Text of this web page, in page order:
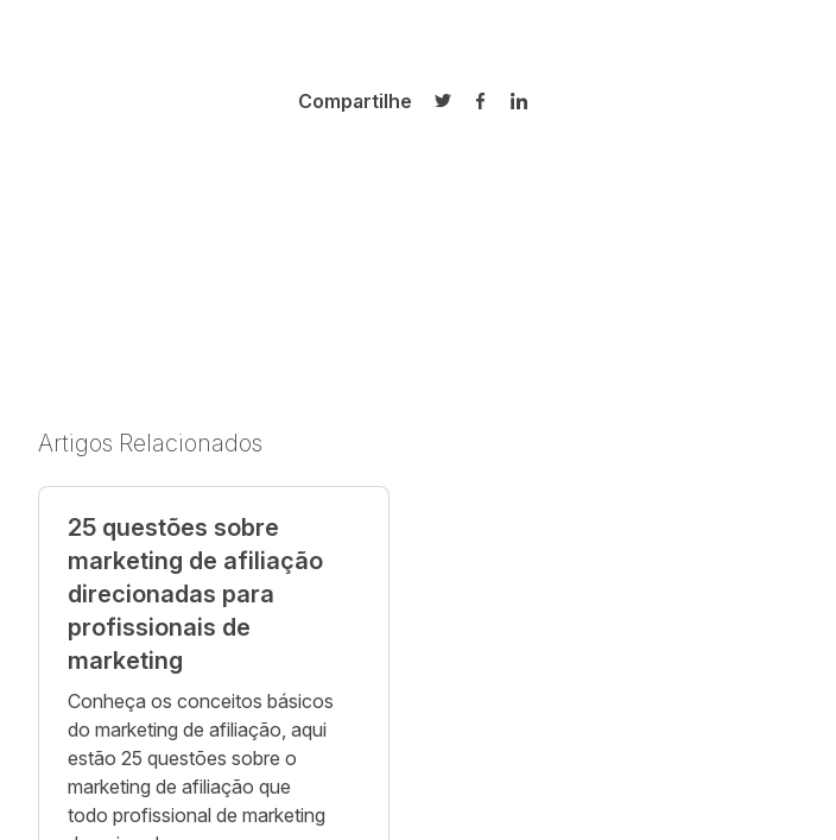
Compartilhe
Compartilhar no Twitter
Compartilhar no Facebook
Compartilhar no LinkedIn
Artigos Relacionados
25 questões sobre
marketing de afiliação
direcionadas para
profissionais de
marketing
Conheça os conceitos básicos
do marketing de afiliação, aqui
estão 25 questões sobre o
marketing de afiliação que
todo profissional de marketing